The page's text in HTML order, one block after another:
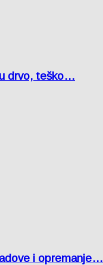
drvo, teško…
i opremanje…